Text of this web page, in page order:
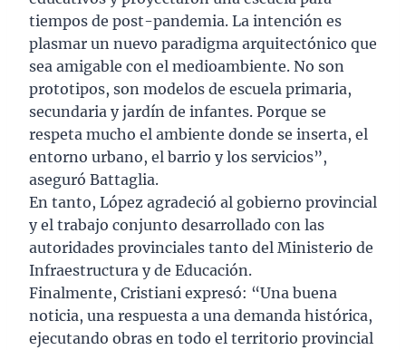
tiempos de post-pandemia. La intención es
plasmar un nuevo paradigma arquitectónico que
sea amigable con el medioambiente. No son
prototipos, son modelos de escuela primaria,
secundaria y jardín de infantes. Porque se
respeta mucho el ambiente donde se inserta, el
entorno urbano, el barrio y los servicios”,
aseguró Battaglia.
En tanto, López agradeció al gobierno provincial
y el trabajo conjunto desarrollado con las
autoridades provinciales tanto del Ministerio de
Infraestructura y de Educación.
Finalmente, Cristiani expresó: “Una buena
noticia, una respuesta a una demanda histórica,
ejecutando obras en todo el territorio provincial